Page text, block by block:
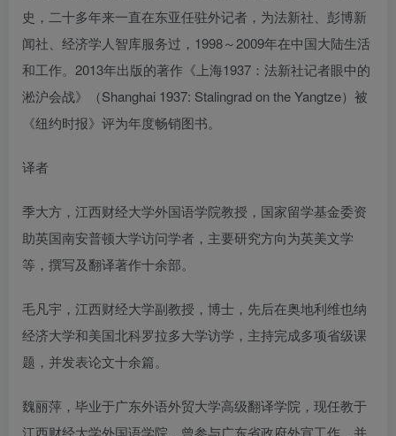
史，二十多年来一直在东亚任驻外记者，为法新社、彭博新
闻社、经济学人智库服务过，1998～2009年在中国大陆生活
和工作。2013年出版的著作《上海1937：法新社记者眼中的
淞沪会战》（Shanghai 1937: Stalingrad on the Yangtze）被
《纽约时报》评为年度畅销图书。
译者
季大方，江西财经大学外国语学院教授，国家留学基金委资
助英国南安普顿大学访问学者，主要研究方向为英美文学
等，撰写及翻译著作十余部。
毛凡宇，江西财经大学副教授，博士，先后在奥地利维也纳
经济大学和美国北科罗拉多大学访学，主持完成多项省级课
题，并发表论文十余篇。
魏丽萍，毕业于广东外语外贸大学高级翻译学院，现任教于
江西财经大学外国语学院。曾参与广东省政府外宣工作，并